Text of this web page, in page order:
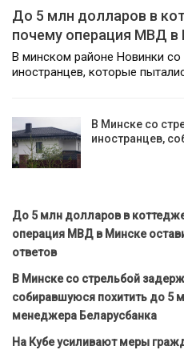
До 5 млн долларов в
почему операция МВД в
В минском районе Новинки
иностранцев, которые
В Минске со
иностранцев,
До 5 млн долларов в
операция МВД в Минске
ответов
В Минске со стрельбой
собиравшуюся похитить до 5
менеджера Беларусбанка
На Кубе усиливают меры